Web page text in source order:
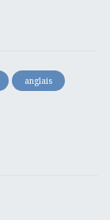
anglais